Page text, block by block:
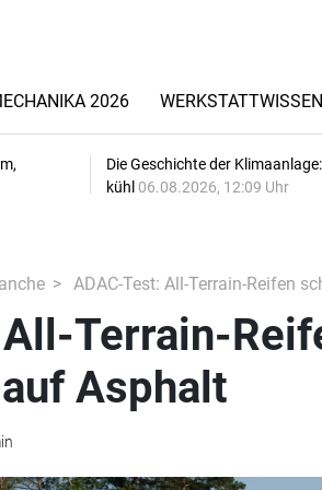
2026 WERKSTATTWISSEN
Die Geschichte der
kühl 06.08.2026, 12:09 Uhr
ADAC-Test: All-Terrain-Reifen
Terrain-
Asphalt